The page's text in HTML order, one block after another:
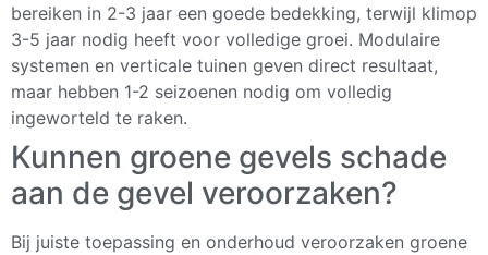
bereiken in 2-3 jaar een goede bedekking, terwijl klimop
3-5 jaar nodig heeft voor volledige groei. Modulaire
systemen en verticale tuinen geven direct resultaat,
maar hebben 1-2 seizoenen nodig om volledig
ingeworteld te raken.
Kunnen groene gevels schade
aan de gevel veroorzaken?
Bij juiste toepassing en onderhoud veroorzaken groene